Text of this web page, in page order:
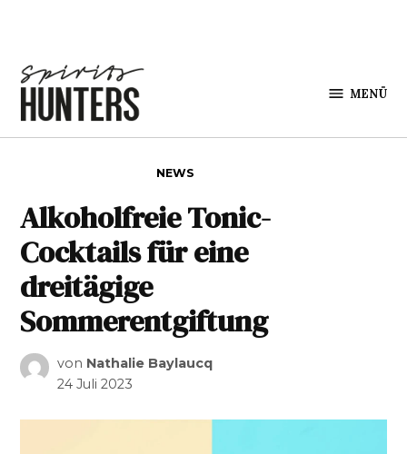
MENÜ
NEWS
Alkoholfreie Tonic-
Cocktails für eine
dreitägige
Sommerentgiftung
von Nathalie Baylaucq
24 Juli 2023